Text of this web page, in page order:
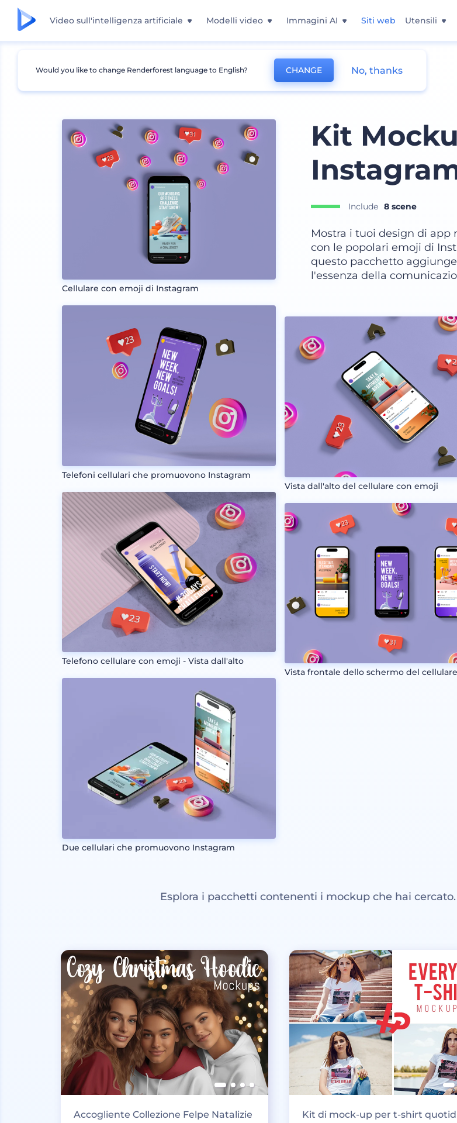
Video sull'intelligenza artificiale Modelli video Immagini AI Siti web Utensili
Mockup Dispositivi Mockup iPhone
Cellulare con emoji di Instagram
Telefoni cellulari che promuovono Instagram
Telefono cellulare con emoji - Vista dall'alto
Due cellulari che promuovono Instagram
Kit
Include 8 scene
Mostra i tuoi design di
con le popolari emoji di
questo pacchetto
l'essenza della
Vista dall'alto del cellulare con emoji
Vista frontale dello schermo del cellulare
Esplora i pacchetti contenenti i mockup che hai
Accogliente Collezione Felpe Natalizie Kit di mock-up per t-shirt
Would you like to change Renderforest language to English? CHANGE No, thanks